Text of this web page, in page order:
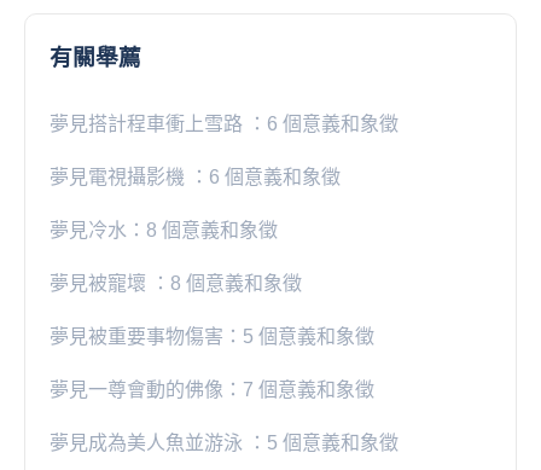
有關舉薦
夢見搭計程車衝上雪路 ：6 個意義和象徵
夢見電視攝影機 ：6 個意義和象徵
夢見冷水：8 個意義和象徵
夢見被寵壞 ：8 個意義和象徵
夢見被重要事物傷害：5 個意義和象徵
夢見一尊會動的佛像：7 個意義和象徵
夢見成為美人魚並游泳 ：5 個意義和象徵